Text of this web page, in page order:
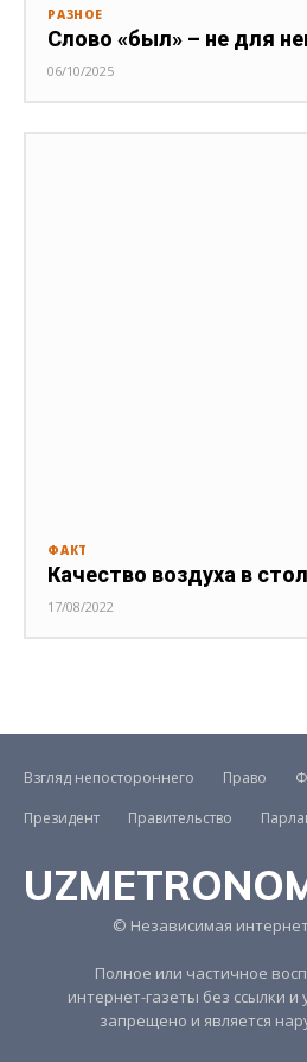
РАЗНОЕ
Слово «был» – не для
06/10/2025
ФАКТ
Качество воздуха в
17/08/2022
Взгляд непостороннего Право
Президент
Правительство
© Независимая
Полное или частичное
интернет-газеты без ссылки
запрещено и является